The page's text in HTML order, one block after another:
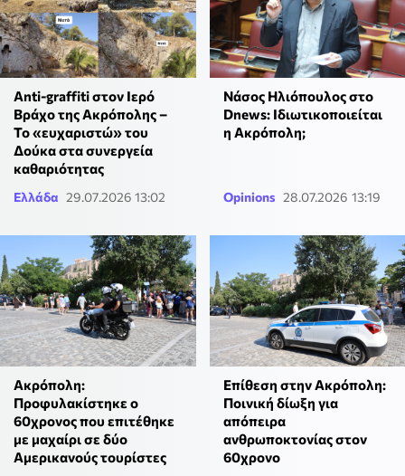
Anti-graffiti στον Ιερό
Βράχο της Ακρόπολης –
Το «ευχαριστώ» του
Δούκα στα συνεργεία
καθαριότητας
Ελλάδα 29.07.2026 13:02
Νάσος Ηλιόπουλος στο
Dnews: Ιδιωτικοποιείται
η Ακρόπολη;
Opinions 28.07.2026 13:19
Ακρόπολη:
Προφυλακίστηκε ο
60χρονος που επιτέθηκε
με μαχαίρι σε δύο
Αμερικανούς τουρίστες
Επίθεση στην Ακρόπολη:
Ποινική δίωξη για
απόπειρα
ανθρωποκτονίας στον
60χρονο